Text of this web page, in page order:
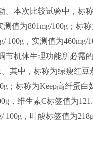
。本次比较试验中，标
值为801mg/100g；标
，实测值为460mg/
机体生理功能所必需
其中，标称为绿瘦红
；标称为Keep高纤蛋
，维生素C标签值为
100g，叶酸标签值为